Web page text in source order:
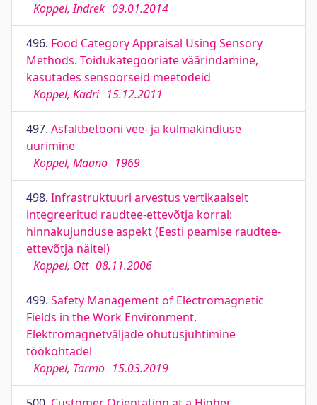
Koppel, Indrek 09.01.2014
496. Food Category Appraisal Using Sensory
Methods. Toidukategooriate väärindamine,
kasutades sensoorseid meetodeid
Koppel, Kadri 15.12.2011
497. Asfaltbetooni vee- ja külmakindluse
uurimine
Koppel, Maano 1969
498. Infrastruktuuri arvestus vertikaalselt
integreeritud raudtee-ettevõtja korral:
hinnakujunduse aspekt (Eesti peamise raudtee-
ettevõtja näitel)
Koppel, Ott 08.11.2006
499. Safety Management of Electromagnetic
Fields in the Work Environment.
Elektromagnetväljade ohutusjuhtimine
töökohtadel
Koppel, Tarmo 15.03.2019